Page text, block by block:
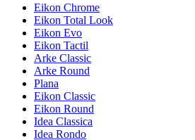
Eikon Chrome
Eikon Total Look
Eikon Evo
Eikon Tactil
Arke Classic
Arke Round
Plana
Eikon Classic
Eikon Round
Idea Classica
Idea Rondo